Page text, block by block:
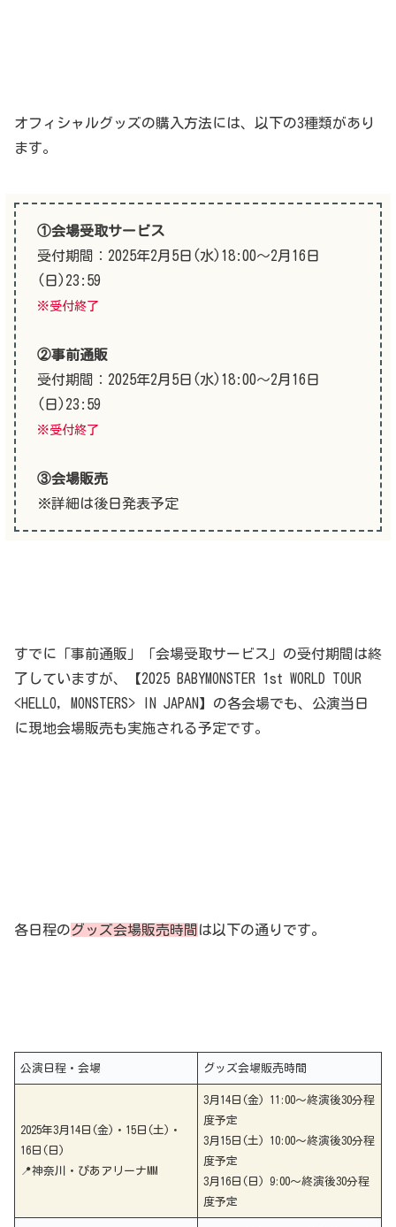
オフィシャルグッズの購入方法には、以下の3種類があり
ます。
①会場受取サービス
受付期間：2025年2月5日(水)18:00～2月16日
(日)23:59
※受付終了
②事前通販
受付期間：2025年2月5日(水)18:00～2月16日
(日)23:59
※受付終了
③会場販売
※詳細は後日発表予定
すでに「事前通販」「会場受取サービス」の受付期間は終
了していますが、【2025 BABYMONSTER 1st WORLD TOUR
<HELLO, MONSTERS> IN JAPAN】の各会場でも、公演当日
に現地会場販売も実施される予定です。
各日程のグッズ会場販売時間 は以下の通りです。
公演日程・会場 グッズ会場販売時間
2025年3月14日(金)・15日(土)・
16日(日)
📍神奈川・ぴあアリーナMM
3月14日(金) 11:00～終演後30分程
度予定
3月15日(土) 10:00～終演後30分程
度予定
3月16日(日) 9:00～終演後30分程
度予定